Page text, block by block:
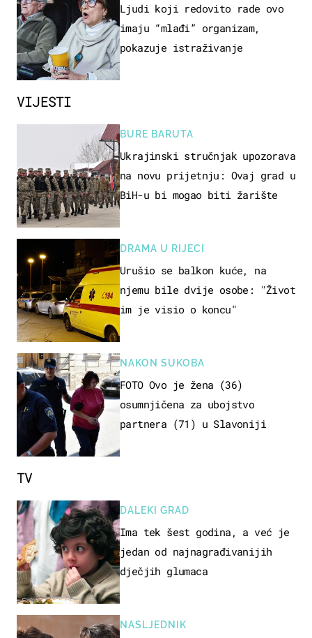
VIJESTI
BURE BARUTA
Ukrajinski stručnjak upozorava
na novu prijetnju: Ovaj grad u
BiH-u bi mogao biti žarište
DRAMA U RIJECI
Urušio se balkon kuće, na
njemu bile dvije osobe: "Život
im je visio o koncu"
NAKON SUKOBA
FOTO Ovo je žena (36)
osumnjičena za ubojstvo
partnera (71) u Slavoniji
OSOBA
Ljudi koji redovito rade ovo
imaju “mlađi” organizam,
pokazuje istraživanje
TV
DALEKI GRAD
Ima tek šest godina, a već je
jedan od najnagrađivanijih
dječjih glumaca
NASLJEDNIK